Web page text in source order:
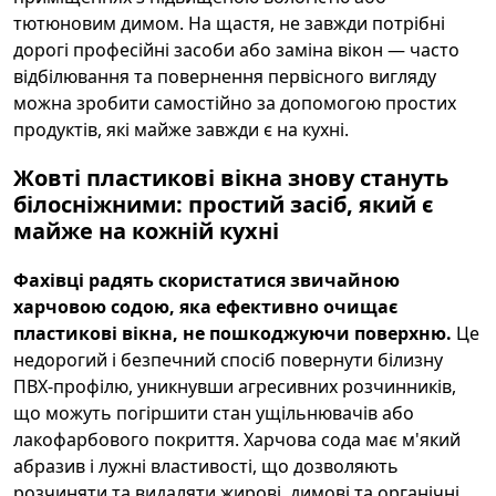
тютюновим димом. На щастя, не завжди потрібні
дорогі професійні засоби або заміна вікон — часто
відбілювання та повернення первісного вигляду
можна зробити самостійно за допомогою простих
продуктів, які майже завжди є на кухні.
Жовті пластикові вікна знову стануть
білосніжними: простий засіб, який є
майже на кожній кухні
Фахівці радять скористатися звичайною
харчовою содою, яка ефективно очищає
пластикові вікна, не пошкоджуючи поверхню. Це
недорогий і безпечний спосіб повернути білизну
ПВХ-профілю, уникнувши агресивних розчинників,
що можуть погіршити стан ущільнювачів або
лакофарбового покриття. Харчова сода має м'який
абразив і лужні властивості, що дозволяють